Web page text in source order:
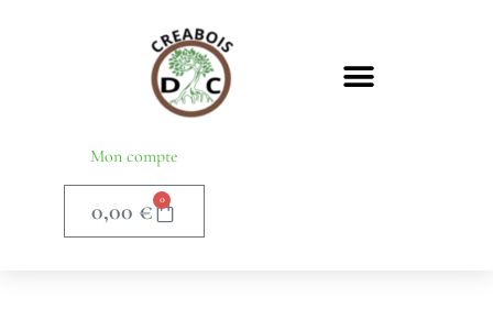
Mon compte
0,00 € 0